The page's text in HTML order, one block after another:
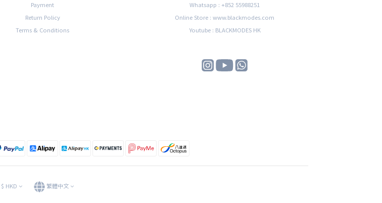
Payment
Return Policy
Terms & Conditions
Whatsapp : +852 55988251
Online Store : www.blackmodes.com
Youtube : BLACKMODES HK
$ HKD 繁體中文